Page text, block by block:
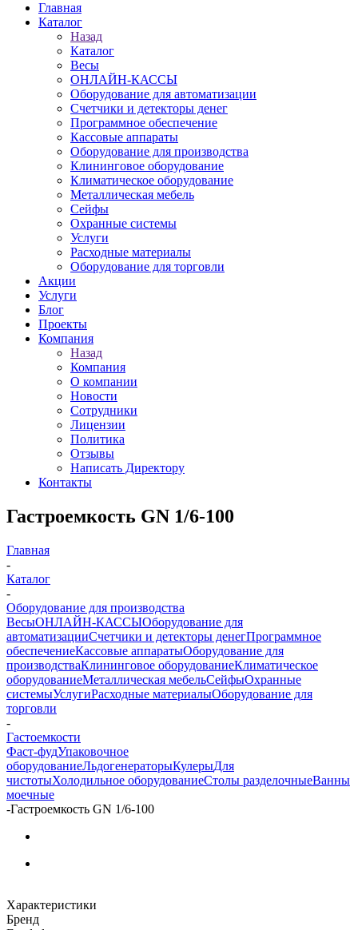
Главная
Каталог
Назад
Каталог
Весы
ОНЛАЙН-КАССЫ
Оборудование для автоматизации
Счетчики и детекторы денег
Программное обеспечение
Кассовые аппараты
Оборудование для производства
Клининговое оборудование
Климатическое оборудование
Металлическая мебель
Сейфы
Охранные системы
Услуги
Расходные материалы
Оборудование для торговли
Акции
Услуги
Блог
Проекты
Компания
Назад
Компания
О компании
Новости
Сотрудники
Лицензии
Политика
Отзывы
Написать Директору
Контакты
Гастроемкость GN 1/6-100
Главная
-
Каталог
-
Оборудование для производства
ВесыОНЛАЙН-КАССЫОборудование для
автоматизацииСчетчики и детекторы денегПрограммное
обеспечениеКассовые аппаратыОборудование для
производстваКлининговое оборудованиеКлиматическое
оборудованиеМеталлическая мебельСейфыОхранные
системыУслугиРасходные материалыОборудование для
торговли
-
Гастоемкости
Фаст-фудУпаковочное
оборудованиеЛьдогенераторыКулерыДля
чистотыХолодильное оборудованиеСтолы разделочныеВанны
моечные
-Гастроемкость GN 1/6-100
Характеристики
Бренд